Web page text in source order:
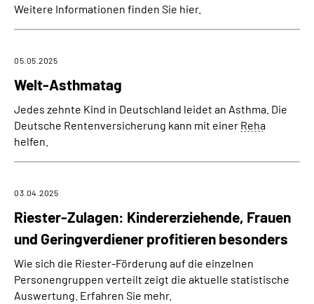
Weitere Informationen finden Sie hier.
Welt-Asthmatag
05.05.2025
Jedes zehnte Kind in Deutschland leidet an Asthma. Die
Deutsche Rentenversicherung kann mit einer Reha
helfen.
Riester-Zulagen: Kindererziehende, Frauen
und Geringverdiener profitieren besonders
03.04.2025
Wie sich die Riester-Förderung auf die einzelnen
Personengruppen verteilt zeigt die aktuelle statistische
Auswertung. Erfahren Sie mehr.